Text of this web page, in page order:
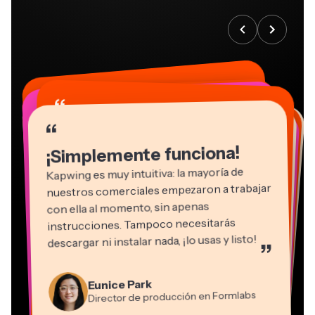
“
¡Simplemente funciona!
Kapwing es muy intuitiva: la mayoría de
nuestros comerciales empezaron a trabajar
con ella al momento, sin apenas
instrucciones. Tampoco necesitarás
descargar ni instalar nada, ¡lo usas y listo! ”
Eunice Park
Director de producción en Formlabs
“
“
“
Gracie Peng
“
Martin James
Editor de vídeo
“
Natasha Ball
Asesor
“